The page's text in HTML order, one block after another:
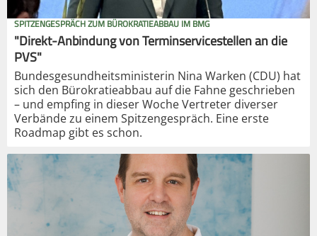
SPITZENGESPRÄCH ZUM BÜROKRATIEABBAU IM BMG
"Direkt-Anbindung von Terminservicestellen an die
PVS"
Bundesgesundheitsministerin Nina Warken (CDU) hat
sich den Bürokratieabbau auf die Fahne geschrieben
– und empfing in dieser Woche Vertreter diverser
Verbände zu einem Spitzengespräch. Eine erste
Roadmap gibt es schon.